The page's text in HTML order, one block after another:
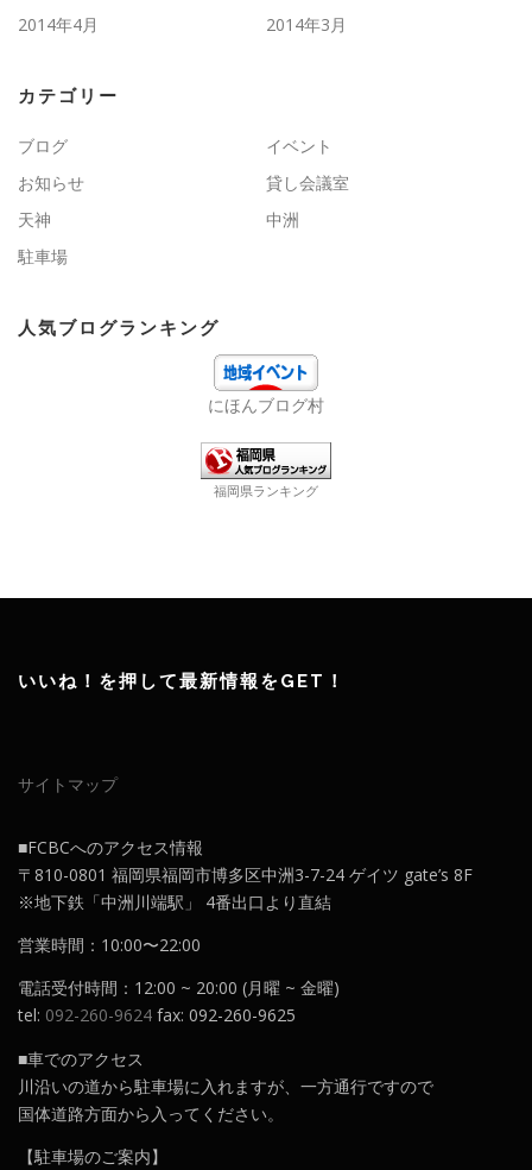
2014年4月
2014年3月
カテゴリー
ブログ
イベント
お知らせ
貸し会議室
天神
中洲
駐車場
人気ブログランキング
にほんブログ村
福岡県ランキング
いいね！を押して最新情報をGET！
サイトマップ
■FCBCへのアクセス情報
〒810-0801 福岡県福岡市博多区中洲3-7-24 ゲイツ gate’s 8F
※地下鉄「中洲川端駅」 4番出口より直結
営業時間：10:00〜22:00
電話受付時間：12:00 ~ 20:00 (月曜 ~ 金曜)
tel: 092-260-9624 fax: 092-260-9625
■車でのアクセス
川沿いの道から駐車場に入れますが、一方通行ですので
国体道路方面から入ってください。
【駐車場のご案内】